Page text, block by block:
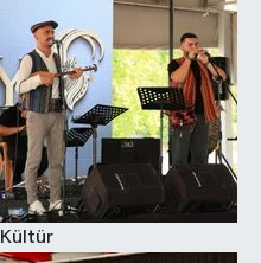
Kültür